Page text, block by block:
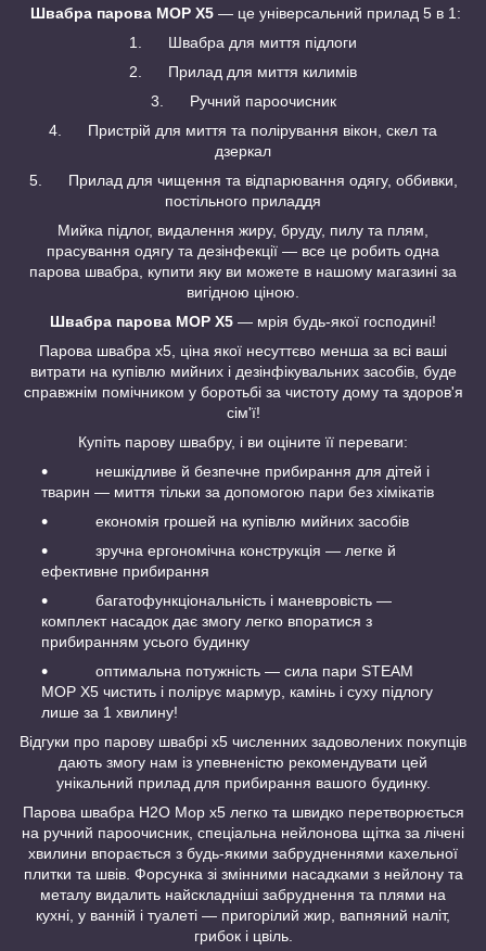
Швабра парова MOP X5 — це універсальний прилад 5 в 1:
1. Швабра для миття підлоги
2. Прилад для миття килимів
3. Ручний пароочисник
4. Пристрій для миття та полірування вікон, скел та
дзеркал
5. Прилад для чищення та відпарювання одягу, оббивки,
постільного приладдя
Мийка підлог, видалення жиру, бруду, пилу та плям,
прасування одягу та дезінфекції — все це робить одна
парова швабра, купити яку ви можете в нашому магазині за
вигідною ціною.
Швабра парова MOP X5 — мрія будь-якої господині!
Парова швабра x5, ціна якої несуттєво менша за всі ваші
витрати на купівлю мийних і дезінфікувальних засобів, буде
справжнім помічником у боротьбі за чистоту дому та здоров'я
сім'ї!
Купіть парову швабру, і ви оціните її переваги:
нешкідливе й безпечне прибирання для дітей і
тварин — миття тільки за допомогою пари без хімікатів
економія грошей на купівлю мийних засобів
зручна ергономічна конструкція — легке й
ефективне прибирання
багатофункціональність і маневровість —
комплект насадок дає змогу легко впоратися з
прибиранням усього будинку
оптимальна потужність — сила пари STEAM
MOP X5 чистить і полірує мармур, камінь і суху підлогу
лише за 1 хвилину!
Відгуки про парову швабрі x5 численних задоволених покупців
дають змогу нам із упевненістю рекомендувати цей
унікальний прилад для прибирання вашого будинку.
Парова швабра Н2О Mop x5 легко та швидко перетворюється
на ручний пароочисник, спеціальна нейлонова щітка за лічені
хвилини впорається з будь-якими забрудненнями кахельної
плитки та швів. Форсунка зі змінними насадками з нейлону та
металу видалить найскладніші забруднення та плями на
кухні, у ванній і туалеті — пригорілий жир, вапняний наліт,
грибок і цвіль.